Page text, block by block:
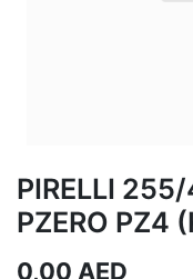
PIRELLI
PZERO PZ4
0,00 AED